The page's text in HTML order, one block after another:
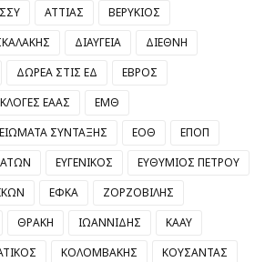
ΑΤΤΙΑΣ
ΒΕΡΥΚΙΟΣ
ΔΙΑΥΓΕΙΑ
ΔΙΕΘΝΗ
ΔΩΡΕΑ ΣΤΙΣ ΕΔ
ΕΒΡΟΣ
ΕΑΑΣ
ΕΜΘ
ΣΥΝΤΑΞΗΣ
ΕΟΘ
ΕΠΟΠ
ΕΥΓΕΝΙΚΟΣ
ΕΥΘΥΜΙΟΣ ΠΕΤΡΟΥ
ΕΦΚΑ
ΖΟΡΖΟΒΙΛΗΣ
ΘΡΑΚΗ ΙΩΑΝΝΙΔΗΣ
ΚΑΑΥ
ΚΟΛΟΜΒΑΚΗΣ
ΚΟΥΣΑΝΤΑΣ